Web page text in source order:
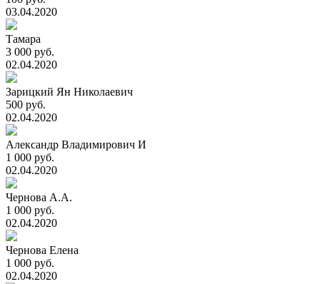
03.04.2020
Тамара
3 000 руб.
02.04.2020
Зарицкий Ян Николаевич
500 руб.
02.04.2020
Александр Владимирович И
1 000 руб.
02.04.2020
Чернова А.А.
1 000 руб.
02.04.2020
Чернова Елена
1 000 руб.
02.04.2020